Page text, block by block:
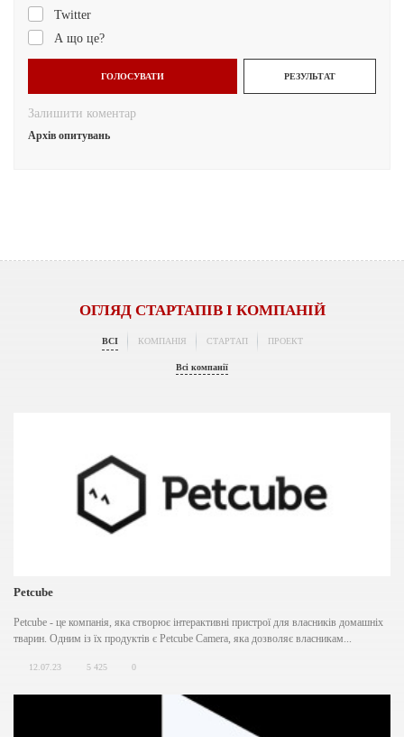
Twitter
А що це?
ГОЛОСУВАТИ РЕЗУЛЬТАТ
Залишити коментар
Архів опитувань
ОГЛЯД СТАРТАПІВ І КОМПАНІЙ
ВСІ КОМПАНІЯ СТАРТАП ПРОЕКТ
Всі компанії
Petcube
Petcube - це компанія, яка створює інтерактивні пристрої для власників домашніх
тварин. Одним із їх продуктів є Petcube Camera, яка дозволяє власникам...
12.07.23 5 425 0